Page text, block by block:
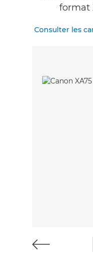
format
Consulter les